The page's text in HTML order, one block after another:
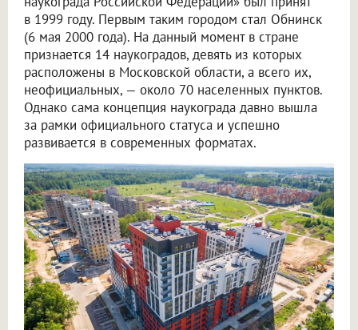
в 1999 году. Первым таким городом стал Обнинск
(6 мая 2000 года). На данный момент в стране
признается 14 наукоградов, девять из которых
расположены в Московской области, а всего их,
неофициальных, — около 70 населенных пунктов.
Однако сама концепция наукограда давно вышла
за рамки официального статуса и успешно
развивается в современных форматах.